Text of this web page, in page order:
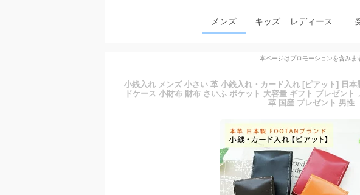
メンズ キッズ レディース
本ページはプロモーションを含みま
小銭入れ メンズ 小さい 革 小銭入れ・カード入れ [ピアット] 日
ドケース 小財布 財布 さいふ ポケット 大容量 ギフト プレゼン
革 国産 プレゼント 男性